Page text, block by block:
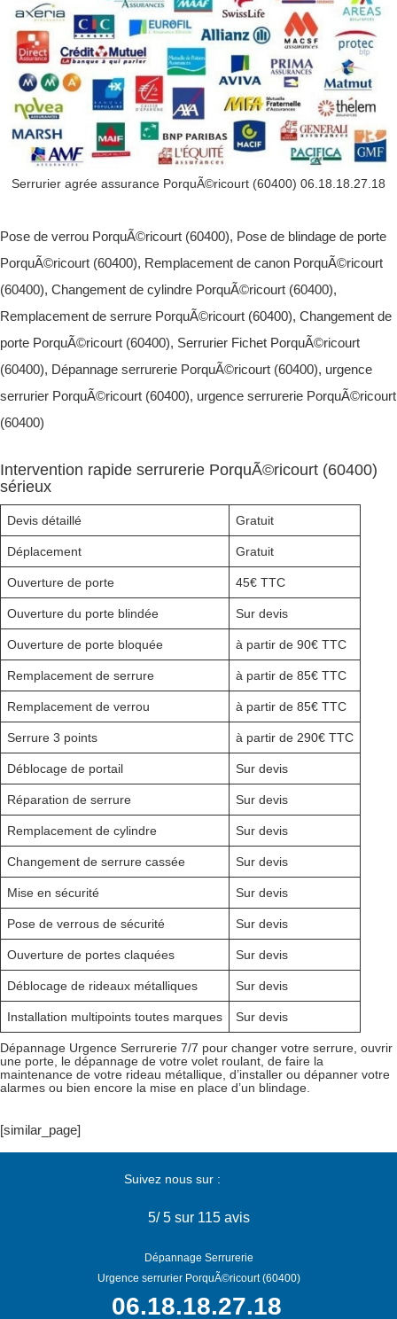
Serrurier agrée assurance PorquÃ©ricourt (60400) 06.18.18.27.18
Pose de verrou PorquÃ©ricourt (60400), Pose de blindage de porte
PorquÃ©ricourt (60400), Remplacement de canon PorquÃ©ricourt
(60400), Changement de cylindre PorquÃ©ricourt (60400),
Remplacement de serrure PorquÃ©ricourt (60400), Changement de
porte PorquÃ©ricourt (60400), Serrurier Fichet PorquÃ©ricourt
(60400), Dépannage serrurerie PorquÃ©ricourt (60400), urgence
serrurier PorquÃ©ricourt (60400), urgence serrurerie PorquÃ©ricourt
(60400)
Intervention rapide serrurerie PorquÃ©ricourt (60400)
sérieux
Devis détaillé Gratuit
Déplacement Gratuit
Ouverture de porte 45€ TTC
Ouverture du porte blindée Sur devis
Ouverture de porte bloquée à partir de 90€ TTC
Remplacement de serrure à partir de 85€ TTC
Remplacement de verrou à partir de 85€ TTC
Serrure 3 points à partir de 290€ TTC
Déblocage de portail Sur devis
Réparation de serrure Sur devis
Remplacement de cylindre Sur devis
Changement de serrure cassée Sur devis
Mise en sécurité Sur devis
Pose de verrous de sécurité Sur devis
Ouverture de portes claquées Sur devis
Déblocage de rideaux métalliques Sur devis
Installation multipoints toutes marques Sur devis
Dépannage Urgence Serrurerie 7/7 pour changer votre serrure, ouvrir
une porte, le dépannage de votre volet roulant, de faire la
maintenance de votre rideau métallique, d’installer ou dépanner votre
alarmes ou bien encore la mise en place d’un blindage.
[similar_page]
Suivez nous sur :
5/5sur 115 avis
Dépannage Serrurerie
Urgence serrurier PorquÃ©ricourt (60400)
06.18.18.27.18